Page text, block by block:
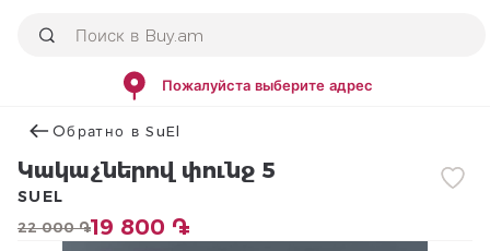
Пожалуйста выберите адрес
Օбратно в SuEl
Կակաչներով փունջ 5
22 000 ֏19 800 ֏
SUEL